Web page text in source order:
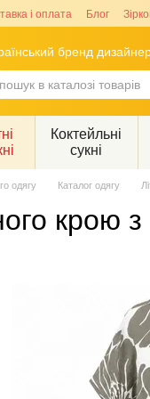
і оплата Блог
бренд
Коктейльні
сукні
одягу Каталог одягу
крою